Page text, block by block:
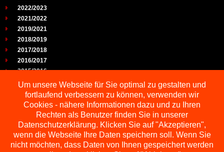
2022/2023
2021/2022
2019/2021
2018/2019
2017/2018
2016/2017
2015/2016
2014/2015
2013/2014
2012/2013
2011/2012
2010/2011
2009/2010
Um unsere Webseite für Sie optimal zu gestalten und
fortlaufend verbessern zu können, verwenden wir
Cookies - nähere Informationen dazu und zu Ihren
Rechten als Benutzer finden Sie in unserer
Datenschutzerklärung. Klicken Sie auf "Akzeptieren",
wenn die Webseite Ihre Daten speichern soll. Wenn Sie
nicht möchten, dass Daten von Ihnen gespeichert werden